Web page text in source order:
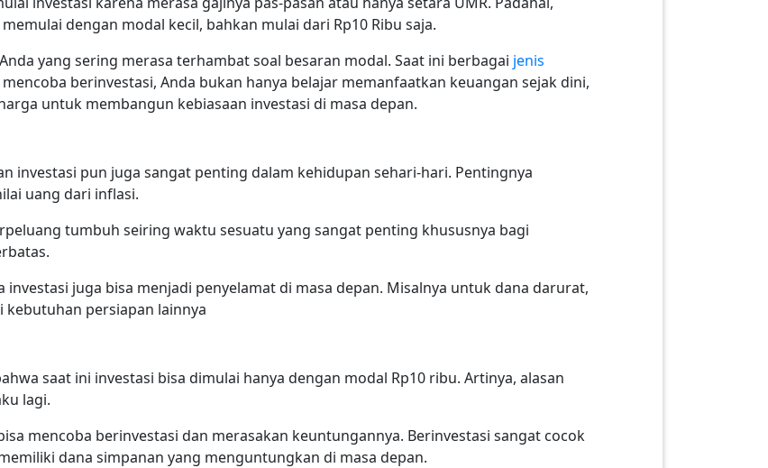
dengan modal kecil, bahkan mulai dari Rp10 Ribu saja.
yang sering merasa terhambat soal besaran modal. Saat ini berbagai jenis
berinvestasi, Anda bukan hanya belajar memanfaatkan keuangan sejak dini,
untuk membangun kebiasaan investasi di masa depan.
investasi pun juga sangat penting dalam kehidupan sehari-hari. Pentingnya
uang dari inflasi.
tumbuh seiring waktu sesuatu yang sangat penting khususnya bagi
juga bisa menjadi penyelamat di masa depan. Misalnya untuk dana darurat,
kebutuhan persiapan lainnya
saat ini investasi bisa dimulai hanya dengan modal Rp10 ribu. Artinya, alasan
lagi.
mencoba berinvestasi dan merasakan keuntungannya. Berinvestasi sangat cocok
dana simpanan yang menguntungkan di masa depan.